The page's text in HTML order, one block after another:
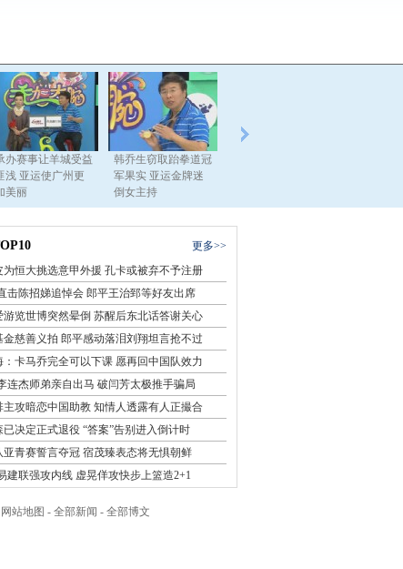
办赛事让羊城受益
浅 亚运使广州更
美丽
韩乔生窃取跆拳道冠
军果实 亚运金牌迷
倒女主持
更多>>
为恒大挑选意甲外援 孔卡或被弃不予注册
击陈招娣追悼会 郎平王治郅等好友出席
游览世博突然晕倒 苏醒后东北话答谢关心
金慈善义拍 郎平感动落泪刘翔坦言抢不过
：卡马乔完全可以下课 愿再回中国队效力
连杰师弟亲自出马 破闫芳太极推手骗局
主攻暗恋中国助教 知情人透露有人正撮合
已决定正式退役 “答案”告别进入倒计时
亚青赛誓言夺冠 宿茂臻表态将无惧朝鲜
建联强攻内线 虚晃佯攻快步上篮造2+1
大主帅里皮接受采访 透露可能接掌国足
网站地图 - 全部新闻 - 全部博文